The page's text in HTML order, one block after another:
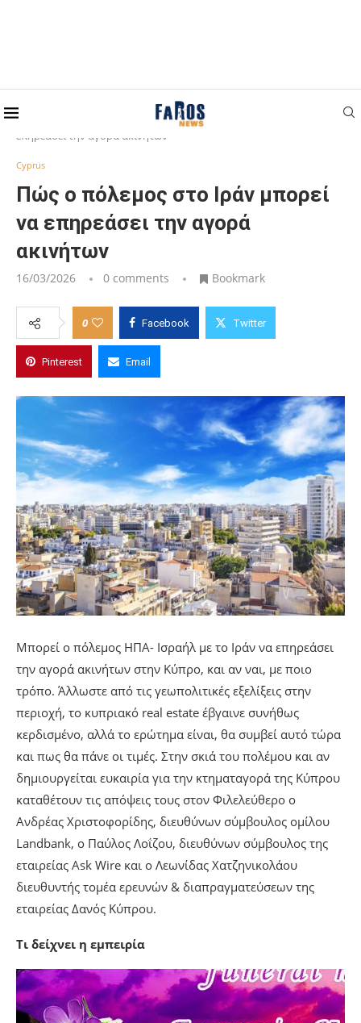
Home
Πώς ο πόλεμος στο Ιράν μπορεί να
επηρεάσει την αγορά ακινήτων
Cyprus
Πώς ο πόλεμος στο Ιράν μπορεί
να επηρεάσει την αγορά
ακινήτων
16/03/2026 0 comments Bookmark
0 Facebook Twitter
Pinterest Email
Μπορεί ο πόλεμος ΗΠΑ- Ισραήλ με το Ιράν να επηρεάσει
την αγορά ακινήτων στην Κύπρο, και αν ναι, με ποιο
τρόπο. Άλλωστε από τις γεωπολιτικές εξελίξεις στην
περιοχή, το κυπριακό real estate έβγαινε συνήθως
κερδισμένο, αλλά το ερώτημα είναι, θα συμβεί αυτό τώρα
και πως θα πάνε οι τιμές. Στην σκιά του πολέμου και αν
δημιουργείται ευκαιρία για την κτηματαγορά της Κύπρου
καταθέτουν τις απόψεις τους στον Φιλελεύθερο ο
Ανδρέας Χριστοφορίδης, διευθύνων σύμβουλος ομίλου
Landbank, ο Παύλος Λοΐζου, διευθύνων σύμβουλος της
εταιρείας Ask Wire και ο Λεωνίδας Χατζηνικολάου
διευθυντής τομέα ερευνών & διαπραγματεύσεων της
εταιρείας Δανός Κύπρου.
Τι δείχνει η εμπειρία